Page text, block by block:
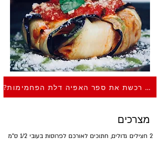
?כבר רכשת את ספר האפיה דלת הפחמימות
מצרכים
2 חצילים גדולים, חתוכים לאורכם לפרוסות בעובי 1/2 ס"מ